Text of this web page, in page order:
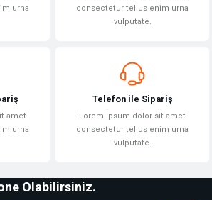
urna
consectetur tellus enim urna
vulputate.
amet
urna
Telefon ile Sipariş
Lorem ipsum dolor sit amet
consectetur tellus enim urna
vulputate.
Olabilirsiniz.